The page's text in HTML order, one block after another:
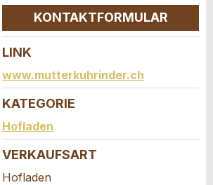
KONTAKTFORMULAR
LINK
www.mutterkuhrinder.ch
KATEGORIE
Hofladen
VERKAUFSART
Hofladen